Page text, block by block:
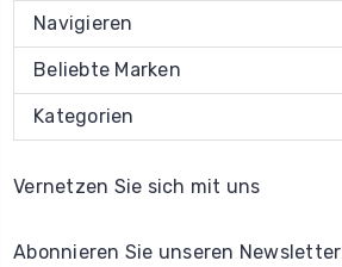
Navigieren
Beliebte Marken
Kategorien
Vernetzen Sie sich mit uns
Abonnieren Sie unseren Newsletter